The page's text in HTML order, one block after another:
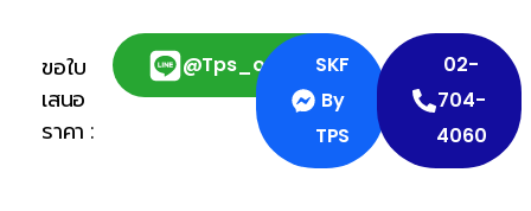
ขอใบ
เสนอ
ราคา :
@tps_officialSKF
By
TPS
02-
704-
4060